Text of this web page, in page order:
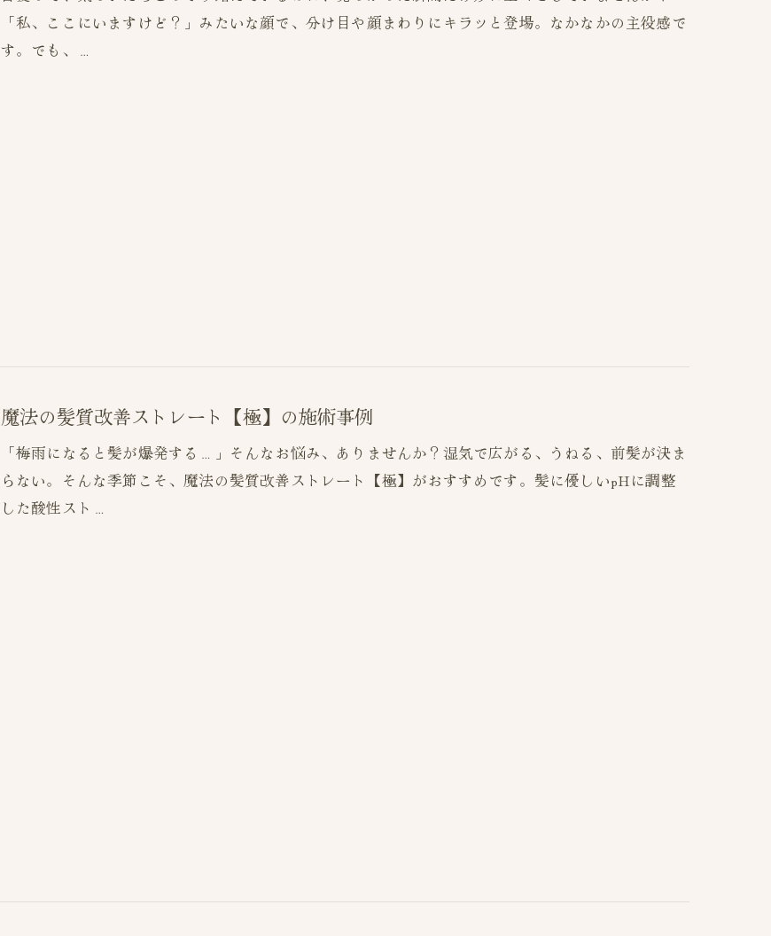
「私、ここにいますけど？」みたいな顔で、分け目や顔まわりにキラッと登場。なかなかの主役感で
す。でも、…
魔法の髪質改善ストレート【極】の施術事例
「梅雨になると髪が爆発する…」そんなお悩み、ありませんか？湿気で広がる、うねる、前髪が決ま
らない。そんな季節こそ、魔法の髪質改善ストレート【極】がおすすめです。髪に優しいpHに調整
した酸性スト…